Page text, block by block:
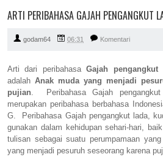
ARTI PERIBAHASA GAJAH PENGANGKUT
godam64 06:31 Komentari
Arti dari peribahasaGajah
adalah Anak muda yang menjadi
pujian. Peribahasa Gajah
merupakan peribahasa berbahasa
G. Peribahasa Gajah pengangkut lada,
gunakan dalam kehidupan sehari-hari,
tulisan sebagai suatu perumpamaan
yang menjadi pesuruh seseorang karena